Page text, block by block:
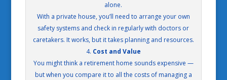
alone.
With a private house, you’ll need to arrange your own
safety systems and check in regularly with doctors or
caretakers. It works, but it takes planning and resources.
4. Cost and Value
You might think a retirement home sounds expensive —
but when you compare it to all the costs of managing a